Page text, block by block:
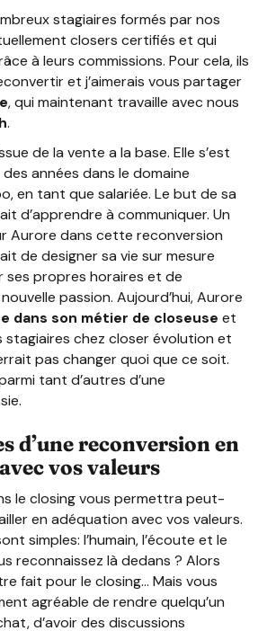
stagiaires formés par nos
closers certifiés et qui
à leurs commissions. Pour cela, ils
et j’aimerais vous partager
, qui maintenant travaille avec nous
.
de la vente a la base. Elle s’est
années dans le domaine
en tant que salariée. Le but de sa
d’apprendre à communiquer. Un
Aurore dans cette reconversion
de designer sa vie sur mesure
ses propres horaires et de
passion. Aujourd’hui, Aurore
dans son métier de closeuse et
stagiaires chez closer évolution et
pas changer quoi que ce soit.
tant d’autres d’une
d’une reconversion en
vos valeurs
le closing vous permettra peut-
en adéquation avec vos valeurs.
simples: l’humain, l’écoute et le
reconnaissez là dedans ? Alors
fait pour le closing… Mais vous
agréable de rendre quelqu’un
d’avoir des discussions